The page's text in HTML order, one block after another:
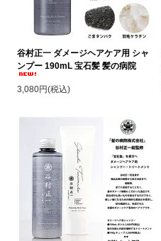
谷村正一 ダメージヘアケア用 シャ
ンプー 190mL 宝石髪 髪の病院
3,080円(税込)